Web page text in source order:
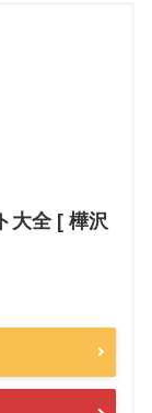
大全 [ 樺沢